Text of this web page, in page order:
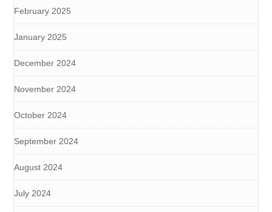
February 2025
January 2025
December 2024
November 2024
October 2024
September 2024
August 2024
July 2024